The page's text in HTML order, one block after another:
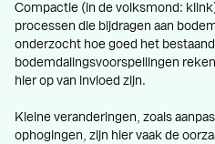
Compactie (in de volksmond:
processen die bijdragen aan
onderzocht hoe goed het
bodemdalingsvoorspellingen
hier op van invloed zijn.
Kleine veranderingen, zoals
ophogingen, zijn hier vaak de